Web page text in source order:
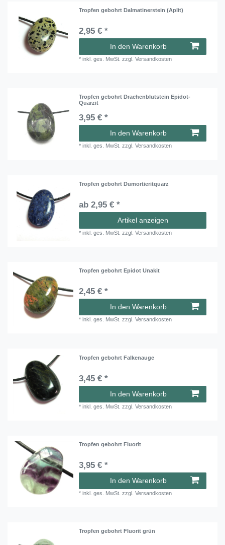
Tropfen gebohrt Dalmatinerstein (Aplit)
2,95 € *
In den Warenkorb
*inkl. ges. MwSt. zzgl.Versandkosten
Tropfen gebohrt Drachenblutstein Epidot-
Quarzit
3,95 € *
In den Warenkorb
*inkl. ges. MwSt. zzgl.Versandkosten
Tropfen gebohrt Dumortieritquarz
ab 2,95 € *
Artikel anzeigen
*inkl. ges. MwSt. zzgl.Versandkosten
Tropfen gebohrt Epidot Unakit
2,45 € *
In den Warenkorb
*inkl. ges. MwSt. zzgl.Versandkosten
Tropfen gebohrt Falkenauge
3,45 € *
In den Warenkorb
*inkl. ges. MwSt. zzgl.Versandkosten
Tropfen gebohrt Fluorit
3,95 € *
In den Warenkorb
*inkl. ges. MwSt. zzgl.Versandkosten
Tropfen gebohrt Fluorit grün